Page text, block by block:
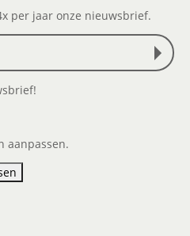
per jaar onze nieuwsbrief.
aanpassen.